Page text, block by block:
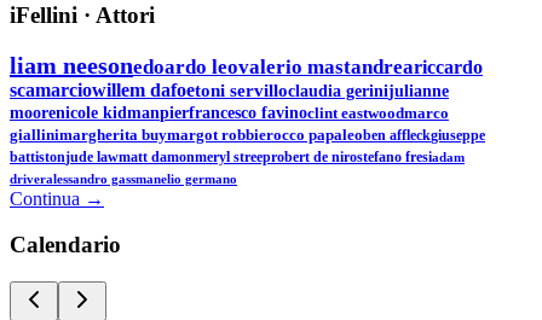
iFellini · Attori
liam neesonedoardo leovalerio mastandreariccardo
scamarciowillem dafoetoni servilloclaudia gerinijulianne
moorenicole kidmanpierfrancesco favinoclint eastwoodmarco
giallinimargherita buymargot robbierocco papaleoben affleckgiuseppe
battistonjude lawmatt damonmeryl streeprobert de nirostefano fresiadam
driveralessandro gassmanelio germano
Continua →
Calendario